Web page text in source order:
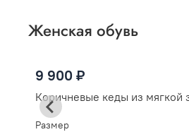
Женская обувь
9 900 ₽
Коричневые кеды из мягкой
Размер